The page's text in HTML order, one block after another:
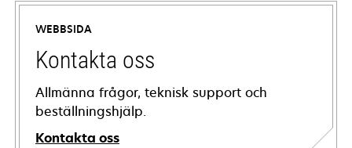
WEBBSIDA
Kontakta oss
Allmänna frågor, teknisk support och
beställningshjälp.
Kontakta oss